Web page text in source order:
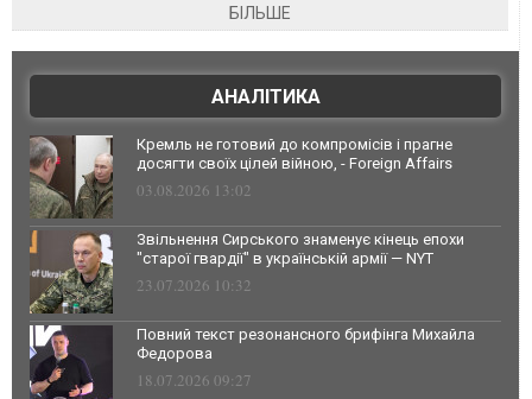
БІЛЬШЕ
АНАЛІТИКА
Кремль не готовий до компромісів і прагне
досягти своїх цілей війною, - Foreign Affairs
03.08.2026 13:02
Звільнення Сирського знаменує кінець епохи
"старої гвардії" в українській армії — NYT
23.07.2026 10:32
Повний текст резонансного брифінга Михайла
Федорова
18.07.2026 09:27